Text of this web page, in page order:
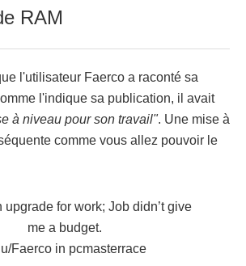
RAM
l'utilisateur Faerco a raconté sa
l'indique sa publication, il avait
à niveau pour son travail". Une mise à
comme vous allez pouvoir le
upgrade for work; Job didn’t give
me a budget.
u/Faercoin pcmasterrace